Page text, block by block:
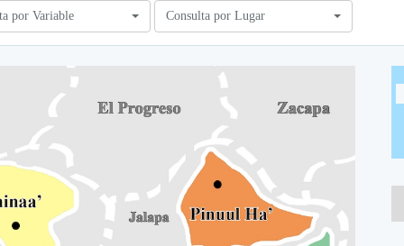
por Variable Consulta por Lugar